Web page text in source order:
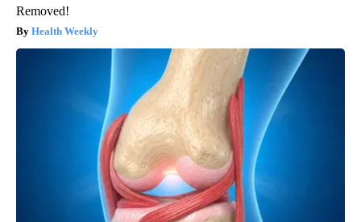
Removed!
Health Weekly